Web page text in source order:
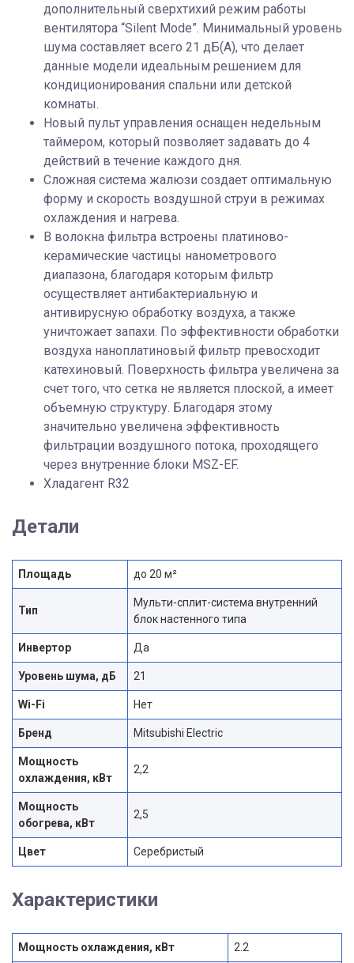
дополнительный сверхтихий режим работы
вентилятора “Silent Mode”. Минимальный уровень
шума составляет всего 21 дБ(А), что делает
данные модели идеальным решением для
кондиционирования спальни или детской
комнаты.
Новый пульт управления оснащен недельным
таймером, который позволяет задавать до 4
действий в течение каждого дня.
Сложная система жалюзи создает оптимальную
форму и скорость воздушной струи в режимах
охлаждения и нагрева.
В волокна фильтра встроены платиново-
керамические частицы нанометрового
диапазона, благодаря которым фильтр
осуществляет антибактериальную и
антивирусную обработку воздуха, а также
уничтожает запахи. По эффективности обработки
воздуха наноплатиновый фильтр превосходит
катехиновый. Поверхность фильтра увеличена за
счет того, что сетка не является плоской, а имеет
объемную структуру. Благодаря этому
значительно увеличена эффективность
фильтрации воздушного потока, проходящего
через внутренние блоки MSZ-EF.
Хладагент R32
Детали
Площадь до 20 м²
Тип
Мульти-сплит-система внутренний
блок настенного типа
Инвертор Да
Уровень шума, дБ 21
Wi-Fi Нет
Бренд Mitsubishi Electric
Мощность
охлаждения, кВт
2,2
Мощность
обогрева, кВт
2,5
Цвет Серебристый
Характеристики
Мощность охлаждения, кВт 2.2